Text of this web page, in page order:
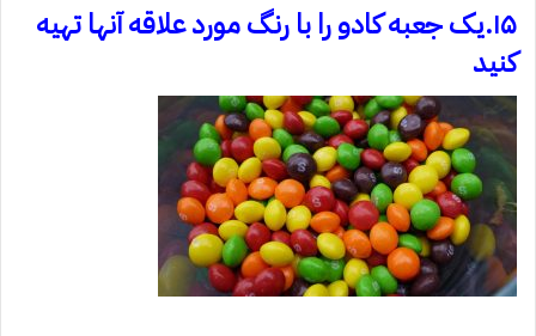
۱۵.یک جعبه کادو را با رنگ مورد علاقه آنها تهیه
کنید